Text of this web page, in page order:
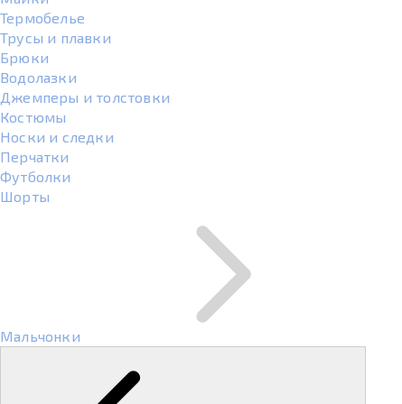
Термобелье
Трусы и плавки
Брюки
Водолазки
Джемперы и толстовки
Костюмы
Носки и следки
Перчатки
Футболки
Шорты
Мальчонки